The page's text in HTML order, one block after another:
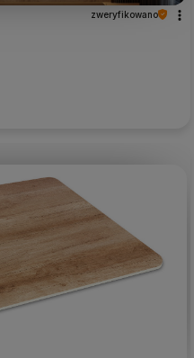
zweryfikowano